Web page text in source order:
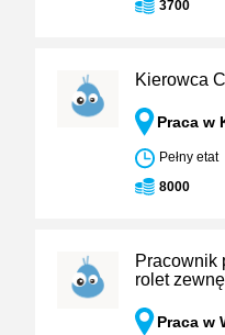
3700
Kierowca
Praca w
Pełny etat
8000
Pracownik
rolet
Praca w